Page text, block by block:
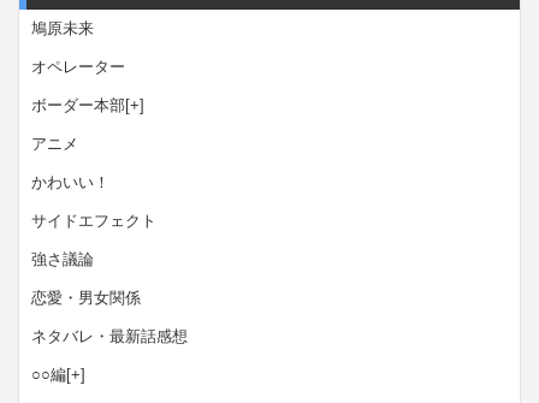
鳩原未来
オペレーター
ボーダー本部[+]
アニメ
かわいい！
サイドエフェクト
強さ議論
恋愛・男女関係
ネタバレ・最新話感想
○○編[+]